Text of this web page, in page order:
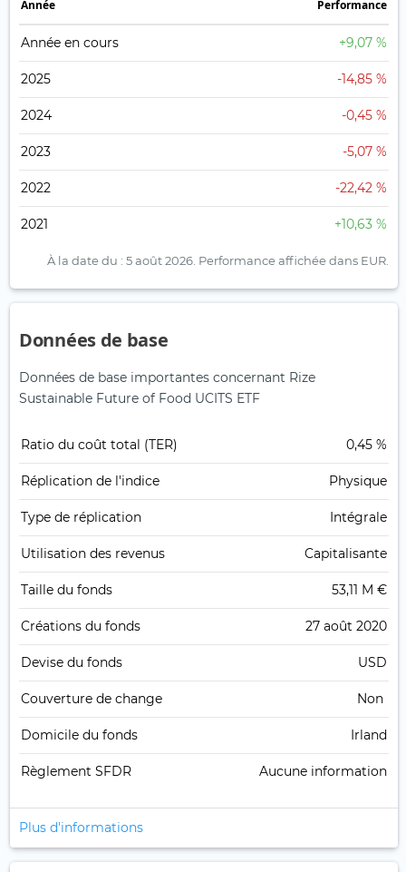
Année Performance
Année en cours +9,07 %
2025 -14,85 %
2024 -0,45 %
2023 -5,07 %
2022 -22,42 %
2021 +10,63 %
À la date du : 5 août 2026. Performance affichée dans EUR.
Données de base
Données de base importantes concernant Rize
Sustainable Future of Food UCITS ETF
Ratio du coût total (TER) 0,45 %
Réplication de l'indice Physique
Type de réplication Intégrale
Utilisation des revenus Capitalisante
Taille du fonds 53,11 M €
Créations du fonds 27 août 2020
Devise du fonds USD
Couverture de change Non
Domicile du fonds Irland
Règlement SFDR Aucune information
Plus d'informations